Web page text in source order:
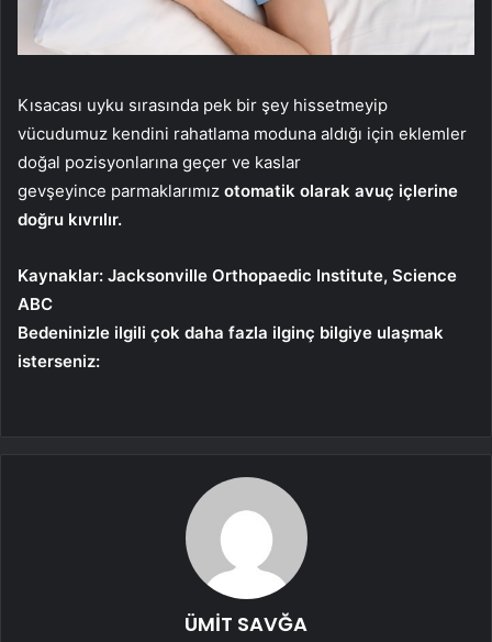
Kısacası uyku sırasında pek bir şey hissetmeyip
vücudumuz kendini rahatlama moduna aldığı için eklemler
doğal pozisyonlarına geçer ve kaslar
gevşeyince parmaklarımız otomatik olarak avuç içlerine
doğru kıvrılır.
Kaynaklar: Jacksonville Orthopaedic Institute, Science
ABC
Bedeninizle ilgili çok daha fazla ilginç bilgiye ulaşmak
isterseniz:
ÜMİT SAVĞA